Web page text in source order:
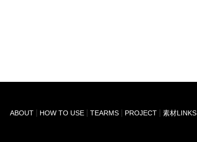
ABOUT HOW TO USE TEARMS PROJECT 素材LINKS